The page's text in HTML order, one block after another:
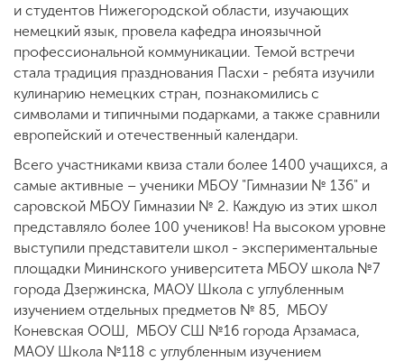
Приемная
комиссия
+7 (831) 262-26-20
и студентов Нижегородской области, изучающих
немецкий язык, провела кафедра иноязычной
профессиональной коммуникации. Темой встречи
стала традиция празднования Пасхи - ребята изучили
кулинарию немецких стран, познакомились с
символами и типичными подарками, а также сравнили
европейский и отечественный календари.
Всего участниками квиза стали более 1400 учащихся, а
самые активные – ученики МБОУ "Гимназии № 136" и
саровской МБОУ Гимназии № 2. Каждую из этих школ
представляло более 100 учеников! На высоком уровне
выступили представители школ - экспериментальные
площадки Мининского университета МБОУ школа №7
города Дзержинска, МАОУ Школа с углубленным
изучением отдельных предметов № 85, МБОУ
Коневская ООШ, МБОУ СШ №16 города Арзамаса,
МАОУ Школа №118 с углубленным изучением